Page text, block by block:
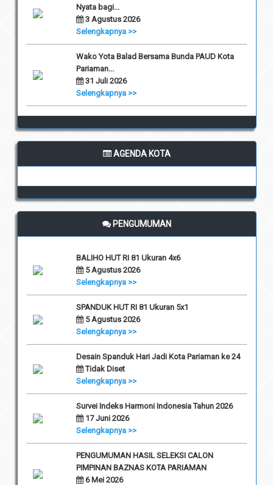
Nyata bagi...
3 Agustus 2026
Selengkapnya >>
Wako Yota Balad Bersama Bunda PAUD Kota
Pariaman...
31 Juli 2026
Selengkapnya >>
AGENDA KOTA
PENGUMUMAN
BALIHO HUT RI 81 Ukuran 4x6
5 Agustus 2026
Selengkapnya >>
SPANDUK HUT RI 81 Ukuran 5x1
5 Agustus 2026
Selengkapnya >>
Desain Spanduk Hari Jadi Kota Pariaman ke 24
Tidak Diset
Selengkapnya >>
Survei Indeks Harmoni Indonesia Tahun 2026
17 Juni 2026
Selengkapnya >>
PENGUMUMAN HASIL SELEKSI CALON
PIMPINAN BAZNAS KOTA PARIAMAN
6 Mei 2026